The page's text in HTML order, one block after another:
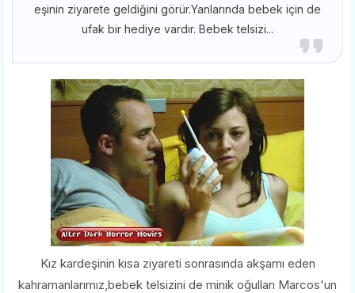
eşinin ziyarete geldiğini görür.Yanlarında bebek için de
ufak bir hediye vardır. Bebek telsizi...
Kız kardeşinin kısa ziyareti sonrasında akşamı eden
kahramanlarımız,bebek telsizini de minik oğulları Marcos'un